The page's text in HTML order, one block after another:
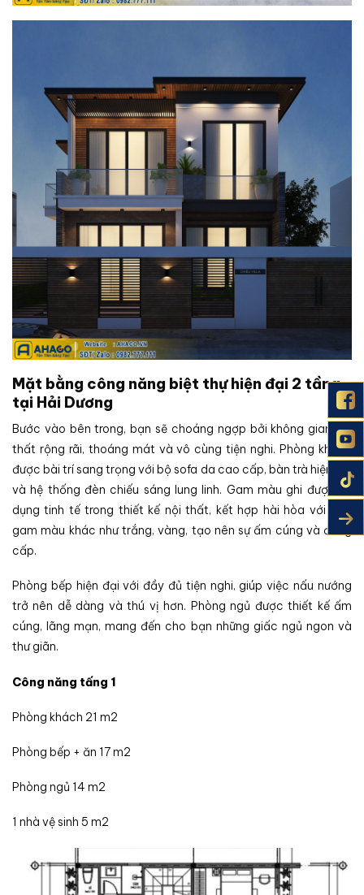
Mặt bằng công năng biệt thự hiện đại 2 tầng
tại Hải Dương
Bước vào bên trong, bạn sẽ choáng ngợp bởi không gian nội
thất rộng rãi, thoáng mát và vô cùng tiện nghi. Phòng khách
được bài trí sang trọng với bộ sofa da cao cấp, bàn trà hiện đại
và hệ thống đèn chiếu sáng lung linh. Gam màu ghi được sử
dụng tinh tế trong thiết kế nội thất, kết hợp hài hòa với các
gam màu khác như trắng, vàng, tạo nên sự ấm cúng và đẳng
cấp.
Phòng bếp hiện đại với đầy đủ tiện nghi, giúp việc nấu nướng
trở nên dễ dàng và thú vị hơn. Phòng ngủ được thiết kế ấm
cúng, lãng mạn, mang đến cho bạn những giấc ngủ ngon và
thư giãn.
Công năng tấng 1
Phòng khách 21 m2
Phòng bếp + ăn 17 m2
Phòng ngủ 14 m2
1 nhà vệ sinh 5 m2